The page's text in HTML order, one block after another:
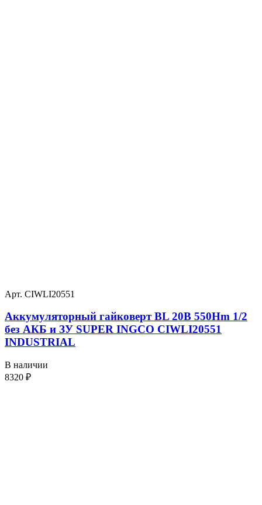
Арт. CIWLI20551
Аккумуляторный гайковерт BL 20В 550Hm 1/2
без АКБ и ЗУ SUPER INGCO CIWLI20551
INDUSTRIAL
В наличии
8320 ₽